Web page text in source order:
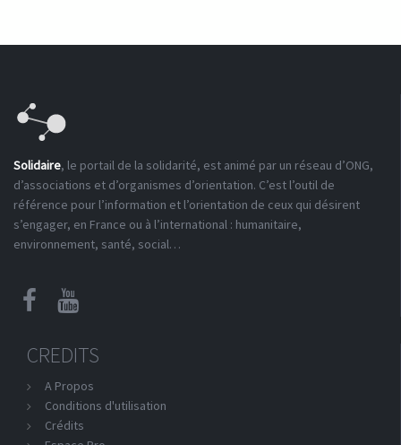
Solidaire, le portail de la solidarité, est animé par un réseau d’ONG,
d’associations et d’organismes d’orientation. C’est l’outil de
référence pour l’information et l’orientation de ceux qui désirent
s’engager, en France ou à l’international : humanitaire,
environnement, santé, social…
CREDITS
A Propos
Conditions d'utilisation
Crédits